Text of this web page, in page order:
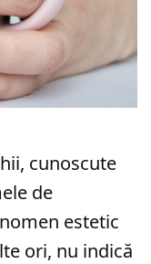
cunoscute
de
estetic
ori, nu indică